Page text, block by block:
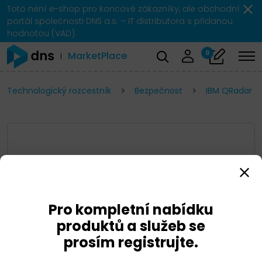
Toto není e-shop pro koncové zákazníky, ale obchodní
portál společnosti DNS a.s. – IT distributora s přidanou
hodnotou (VAD).
MarketPlace 0
Technologický rozcestník Bezpečnost IBM QRadar
Pro kompletní nabídku
produktů a služeb se
prosím registrujte.